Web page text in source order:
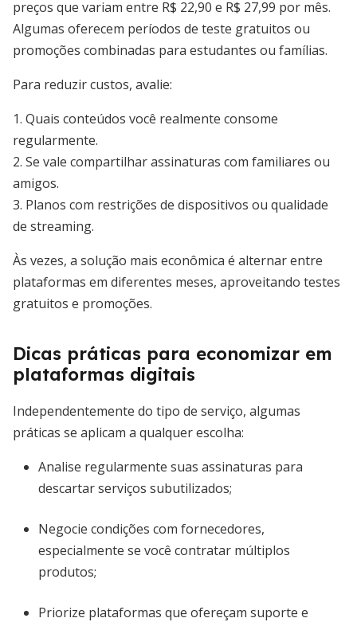
preços que variam entre R$ 22,90 e R$ 27,99 por mês.
Algumas oferecem períodos de teste gratuitos ou
promoções combinadas para estudantes ou famílias.
Para reduzir custos, avalie:
1. Quais conteúdos você realmente consome
regularmente.
2. Se vale compartilhar assinaturas com familiares ou
amigos.
3. Planos com restrições de dispositivos ou qualidade
de streaming.
Às vezes, a solução mais econômica é alternar entre
plataformas em diferentes meses, aproveitando testes
gratuitos e promoções.
Dicas práticas para economizar em
plataformas digitais
Independentemente do tipo de serviço, algumas
práticas se aplicam a qualquer escolha:
Analise regularmente suas assinaturas para
descartar serviços subutilizados;
Negocie condições com fornecedores,
especialmente se você contratar múltiplos
produtos;
Priorize plataformas que ofereçam suporte e